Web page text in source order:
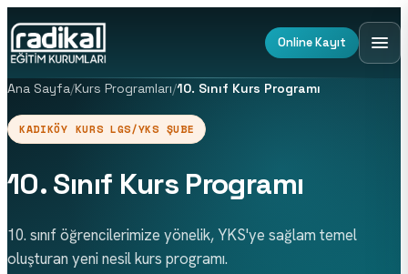
Online Kayıt
Ana Sayfa/Kurs Programları/10. Sınıf Kurs Programı
KADIKÖY KURS LGS/YKS ŞUBE
10. Sınıf Kurs Programı
10. sınıf öğrencilerimize yönelik, YKS'ye sağlam temel
oluşturan yeni nesil kurs programı.